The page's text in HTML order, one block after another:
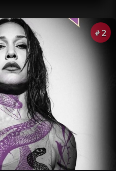
# 2